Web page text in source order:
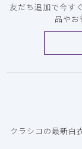
友だち追加で今す
品やお
クラシコの最新白